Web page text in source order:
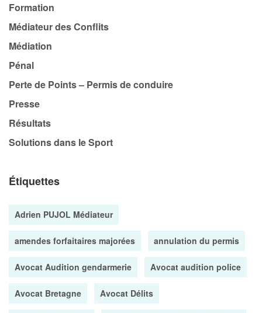
Formation
Médiateur des Conflits
Médiation
Pénal
Perte de Points – Permis de conduire
Presse
Résultats
Solutions dans le Sport
Étiquettes
Adrien PUJOL Médiateur
amendes forfaitaires majorées annulation du permis
Avocat Audition gendarmerie Avocat audition police
Avocat Bretagne Avocat Délits